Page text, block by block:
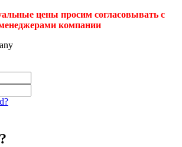
цены просим согласовывать с
компании